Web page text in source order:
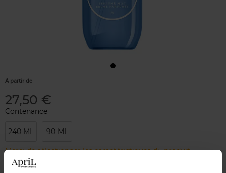
À partir de
27,50 €
Contenance
240 ML 90 ML
Merci de sélectionner les caractéristiques du produit.